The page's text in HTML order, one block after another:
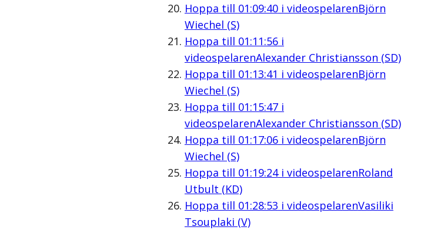
Hoppa till 01:09:40i videospelarenBjörn
Wiechel (S)
Hoppa till 01:11:56i
videospelarenAlexander Christiansson (SD)
Hoppa till 01:13:41 i videospelarenBjörn
Wiechel (S)
Hoppa till 01:15:47i
videospelarenAlexander Christiansson (SD)
Hoppa till 01:17:06i videospelarenBjörn
Wiechel (S)
Hoppa till 01:19:24i videospelarenRoland
Utbult (KD)
Hoppa till 01:28:53 i videospelarenVasiliki
Tsouplaki (V)